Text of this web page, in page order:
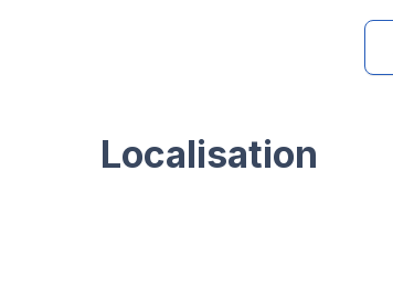
Localisation